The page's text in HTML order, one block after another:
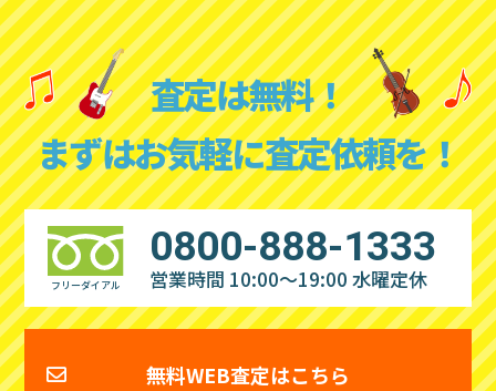
査定は無料！
まずはお気軽に査定依頼を！
フリーダイアル
0800-888-1333
営業時間 10:00～19:00 水曜定休
無料WEB査定はこちら